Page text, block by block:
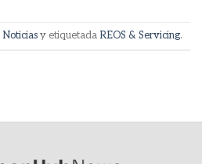
Noticiasy etiquetada REOS & Servicing.